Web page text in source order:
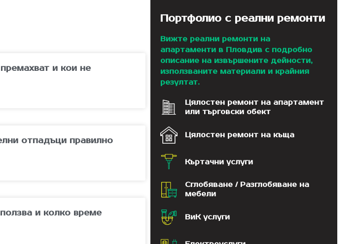
и кои не
отпадъци правилно
и колко време
Портфолио с реални ремонти
Вижте реални ремонти на
апартаменти в Пловдив с подробно
описание на извършените дейности,
използваните материали и крайния
резултат.
Цялостен ремонт на апартамент
или търговски обект
Цялостен ремонт на къща
Къртачни услуги
Сглобяване / Разглобяване на
мебели
ВиК услуги